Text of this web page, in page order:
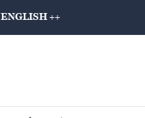
ENGLISH ++